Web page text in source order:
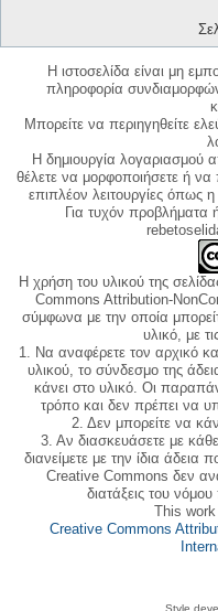
Η ιστοσελίδα είναι μη
πληροφορία
Μπορείτε να περιηγηθείτε
Η δημιουργία λογαριασμού
θέλετε να μορφοποιήσετε ή
επιπλέον λειτουργίες όπως
Για τυχόν προβλήματα ή
Η χρήση του υλικού της
Commons Attribution-
σύμφωνα με την οποία
υλικό, με
1. Να αναφέρετε τον αρχικό
υλικού, το σύνδεσμο της
κάνει στο υλικό. Οι
τρόπο και δεν πρέπει να
2. Δεν μπορείτε να
3. Αν διασκευάσετε με
διανείμετε με την ίδια
Creative Commons δεν
διατάξεις του νόμου
This
Creative Commons
Style